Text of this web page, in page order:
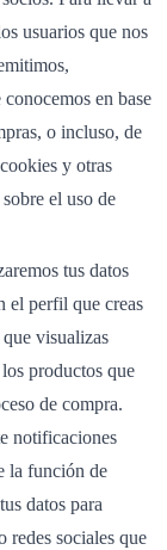
usuarios que nos
en base
o incluso, de
y otras
el uso de
tus datos
el perfil que creas
visualizas
productos que
de compra.
notificaciones
la función de
datos para
redes sociales que